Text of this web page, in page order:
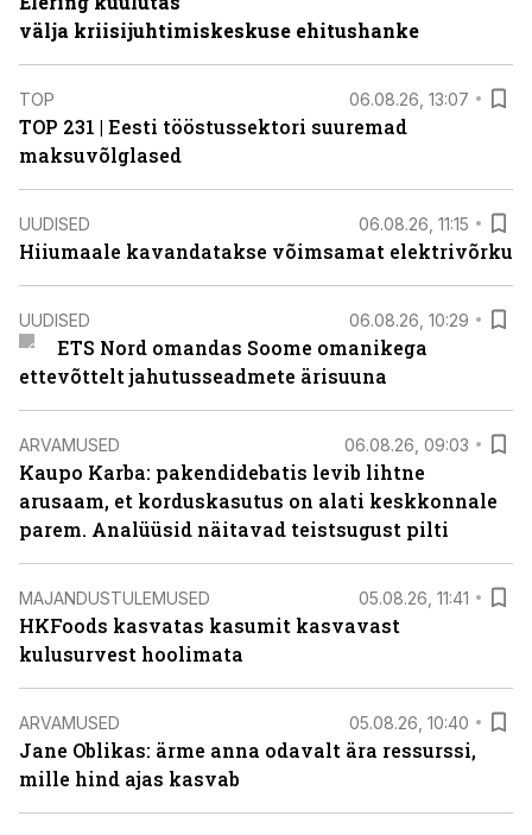
välja kriisijuhtimiskeskuse ehitushanke
TOP 06.08.26, 13:07
TOP 231 | Eesti tööstussektori suuremad
maksuvõlglased
UUDISED 06.08.26, 11:15
Hiiumaale kavandatakse võimsamat elektrivõrku
UUDISED 06.08.26, 10:29
ETS Nord omandas Soome omanikega
ettevõttelt jahutusseadmete ärisuuna
ARVAMUSED 06.08.26, 09:03
Kaupo Karba: pakendidebatis levib lihtne
arusaam, et korduskasutus on alati keskkonnale
parem. Analüüsid näitavad teistsugust pilti
MAJANDUSTULEMUSED 05.08.26, 11:41
HKFoods kasvatas kasumit kasvavast
kulusurvest hoolimata
ARVAMUSED 05.08.26, 10:40
Jane Oblikas: ärme anna odavalt ära ressurssi,
mille hind ajas kasvab